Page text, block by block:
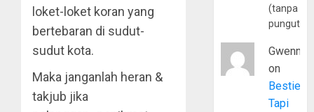
loket-loket koran yang
bertebaran di sudut-
sudut kota.
Maka janganlah heran &
takjub jika
(tanpa
Gwenny
on
Bestie
Tapi